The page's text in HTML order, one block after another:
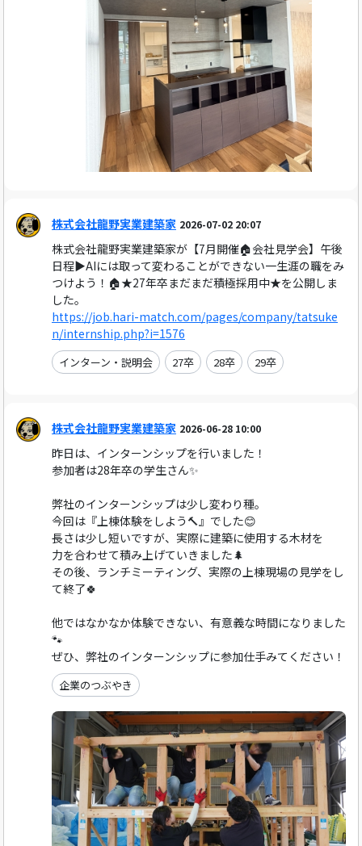
株式会社龍野実業建築家 2026-07-02 20:07
株式会社龍野実業建築家が【7月開催🏠会社見学会】午後
日程▶AIには取って変わることができない一生涯の職をみ
つけよう！🏠★27年卒まだまだ積極採用中★を公開しま
した。
https://job.hari-match.com/pages/company/tatsuke
n/internship.php?i=1576
インターン・説明会 27卒 28卒 29卒
株式会社龍野実業建築家 2026-06-28 10:00
昨日は、インターンシップを行いました！
参加者は28年卒の学生さん✨
弊社のインターンシップは少し変わり種。
今回は『上棟体験をしよう🔨』でした😊
長さは少し短いですが、実際に建築に使用する木材を
力を合わせて積み上げていきました🌲
その後、ランチミーティング、実際の上棟現場の見学をし
て終了🍀
他ではなかなか体験できない、有意義な時間になりました
🐾
ぜひ、弊社のインターンシップに参加仕手みてください！
企業のつぶやき